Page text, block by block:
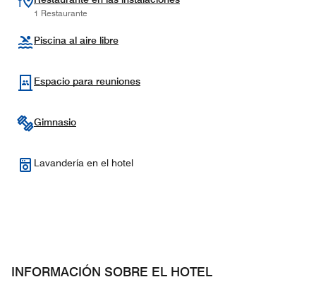
1 Restaurante
Piscina al aire libre
Espacio para reuniones
Gimnasio
Lavandería en el hotel
INFORMACIÓN SOBRE EL HOTEL